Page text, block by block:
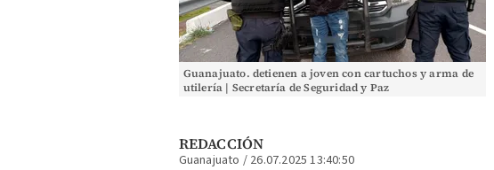
Guanajuato. detienen a joven con cartuchos y arma de
utilería | Secretaría de Seguridad y Paz
REDACCIÓN
Guanajuato / 26.07.2025 13:40:50